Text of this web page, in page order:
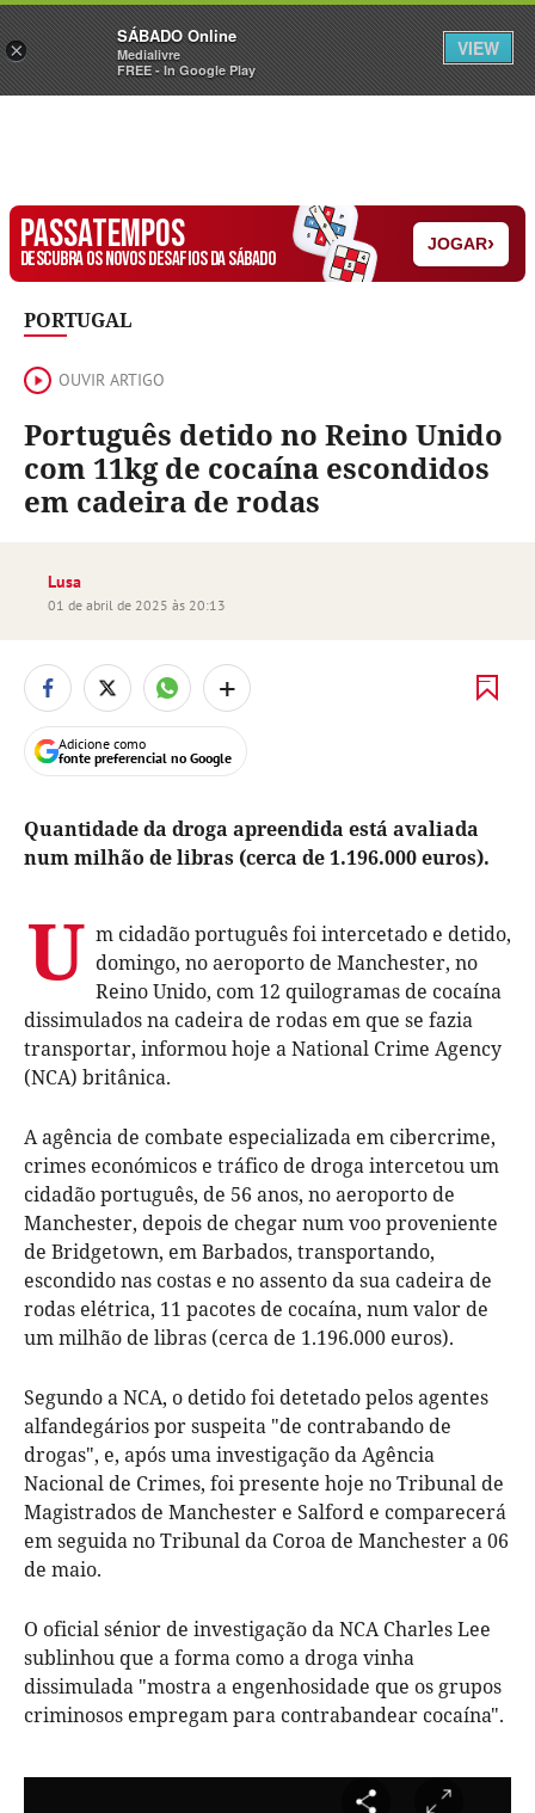
Sábado Assine Iniciar Sessão
PASSATEMPOS
DESCUBRA OS NOVOS DESAFIOS DA SÁBADO
JOGAR›
PORTUGAL
OUVIR ARTIGO
Português detido no Reino Unido
com 11kg de cocaína escondidos
em cadeira de rodas
Lusa
01 de abril de 2025 às 20:13
+
Adicione como
fonte preferencial no Google
Quantidade da droga apreendida está avaliada
num milhão de libras (cerca de 1.196.000 euros).
U m cidadão português foi intercetado e detido,
domingo, no aeroporto de Manchester, no
Reino Unido, com 12 quilogramas de cocaína
dissimulados na cadeira de rodas em que se fazia
transportar, informou hoje a National Crime Agency
(NCA) britânica.
A agência de combate especializada em cibercrime,
crimes económicos e tráfico de droga intercetou um
cidadão português, de 56 anos, no aeroporto de
Manchester, depois de chegar num voo proveniente
de Bridgetown, em Barbados, transportando,
escondido nas costas e no assento da sua cadeira de
rodas elétrica, 11 pacotes de cocaína, num valor de
um milhão de libras (cerca de 1.196.000 euros).
Segundo a NCA, o detido foi detetado pelos agentes
alfandegários por suspeita "de contrabando de
drogas", e, após uma investigação da Agência
Nacional de Crimes, foi presente hoje no Tribunal de
Magistrados de Manchester e Salford e comparecerá
em seguida no Tribunal da Coroa de Manchester a 06
de maio.
O oficial sénior de investigação da NCA Charles Lee
sublinhou que a forma como a droga vinha
dissimulada "mostra a engenhosidade que os grupos
criminosos empregam para contrabandear cocaína".
×
SÁBADO Online
Medialivre
FREE - In Google Play
VIEW